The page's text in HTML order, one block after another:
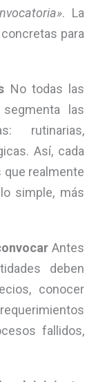
. La
para
No todas las
las
rutinarias,
Así, cada
que realmente
simple, más
Antes
deben
conocer
fallidos,